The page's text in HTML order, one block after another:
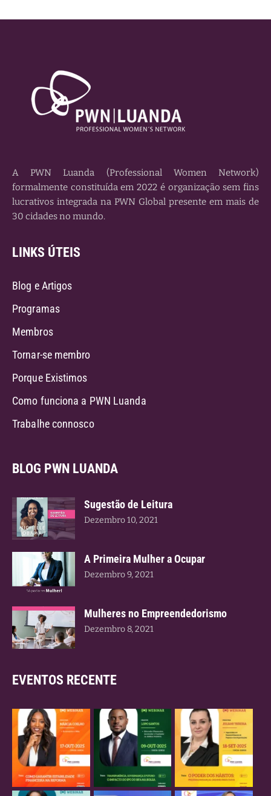
A PWN Luanda (Professional Women Network)
formalmente constituída em 2022 é organização sem fins
lucrativos integrada na PWN Global presente em mais de
30 cidades no mundo.
LINKS ÚTEIS
Blog e Artigos
Programas
Membros
Tornar-se membro
Porque Existimos
Como funciona a PWN Luanda
Trabalhe connosco
BLOG PWN LUANDA
Sugestão de Leitura
Dezembro 10, 2021
A Primeira Mulher a Ocupar
Dezembro 9, 2021
Mulheres no Empreendedorismo
Dezembro 8, 2021
EVENTOS RECENTE